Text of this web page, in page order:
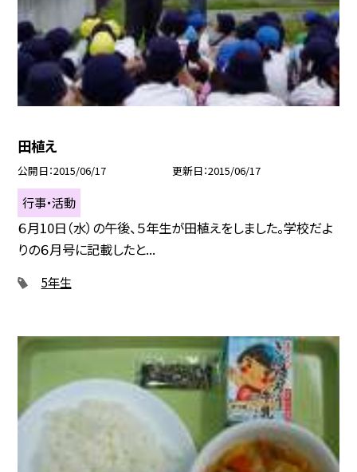
田植え
公開日 2015/06/17 更新日 2015/06/17
行事・活動
６月10日（水）の午後、５年生が田植えをしました。学校だよ
りの６月号に記載したと...
5年生